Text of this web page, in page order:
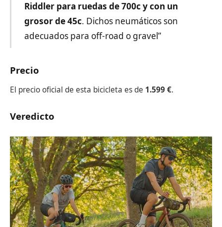
Riddler para ruedas de 700c y con un
grosor de 45c. Dichos neumáticos son
adecuados para off-road o gravel”
Precio
El precio oficial de esta bicicleta es de 1.599 €.
Veredicto